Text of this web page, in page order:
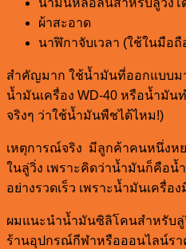
น้ำมันหล่อลื่นสำหรับลู่วิ่งโ
ผ้าสะอาด
นาฬิกาจับเวลา (ใช้ในมือถื
สำคัญมาก ใช้น้ำมันที่ออกแบบม
น้ำมันเครื่อง WD-40 หรือน้ำมัน
จริงๆ ว่าใช้น้ำมันพืชได้ไหม!)
เหตุการณ์จริง มีลูกค้าคนหนึ่งห
ในลู่วิ่ง เพราะคิดว่าน้ำมันก็คือ
อย่างรวดเร็ว เพราะน้ำมันเครื่อ
ผมแนะนำน้ำมันซิลิโคนสำหรับลู่
ร้านอุปกรณ์กีฬาหรือออนไลน์รา